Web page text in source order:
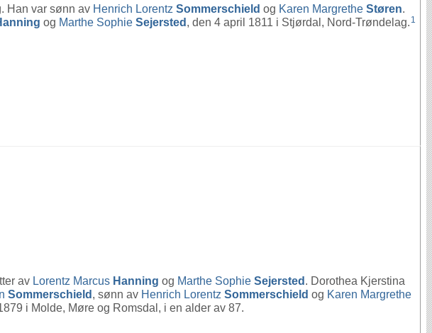
Han var sønn av Henrich Lorentz Sommerschield og Karen Margrethe Støren.
og Marthe Sophie Sejersted , den 4 april 1811 i Stjørdal, Nord-Trøndelag. 1
av Lorentz Marcus Hanning og Marthe Sophie Sejersted . Dorothea Kjerstina
Sommerschield , sønn av Henrich Lorentz Sommerschield og Karen Margrethe
i Molde, Møre og Romsdal, i en alder av 87.